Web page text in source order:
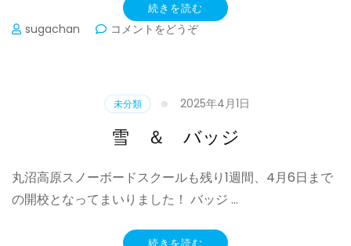
続きを読む
sugachan コメントをどうぞ(春
ね
ー)
未分類 2025年4月1日
雪 ＆ バッジ
丸沼高原スノーボードスクールも残り1週間、4月6日まで
の開校となってまいりました！ バッジ …
続きを読む